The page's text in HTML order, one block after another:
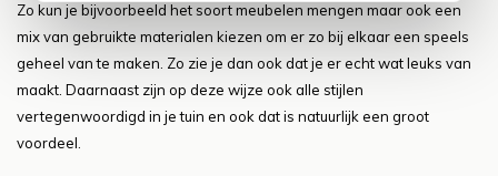
Zo kun je bijvoorbeeld het soort meubelen mengen maar ook een
mix van gebruikte materialen kiezen om er zo bij elkaar een speels
geheel van te maken. Zo zie je dan ook dat je er echt wat leuks van
maakt. Daarnaast zijn op deze wijze ook alle stijlen
vertegenwoordigd in je tuin en ook dat is natuurlijk een groot
voordeel.